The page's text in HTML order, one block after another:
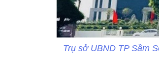
Trụ sở UBND TP Sầm